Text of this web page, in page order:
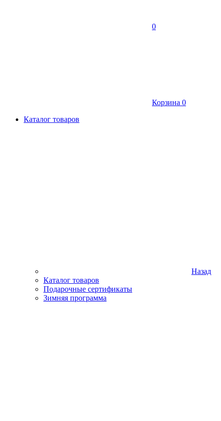
0
Корзина 0
Каталог товаров
Назад
Каталог товаров
Подарочные сертификаты
Зимняя программа